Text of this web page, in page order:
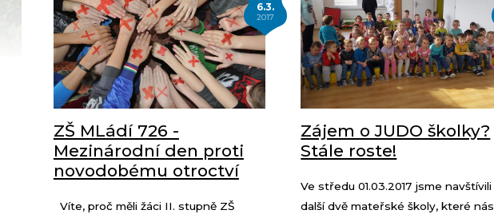
6.3.
2017
ZŠ MLádí 726 -
Mezinárodní den proti
novodobému otroctví
Víte, proč měli žáci II. stupně ZŠ
Zájem o JUDO školky?
Stále roste!
Ve středu 01.03.2017 jsme navštívili
další dvě mateřské školy, které nás